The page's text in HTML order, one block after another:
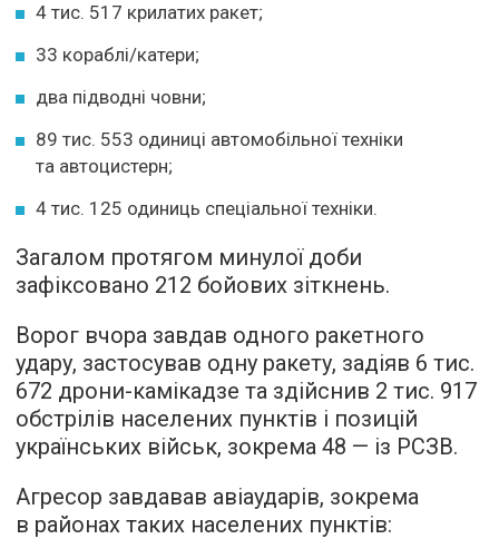
4 тис. 517 крилатих ракет;
33 кораблі/катери;
два підводні човни;
89 тис. 553 одиниці автомобільної техніки
та автоцистерн;
4 тис. 125 одиниць спеціальної техніки.
Загалом протягом минулої доби
зафіксовано 212 бойових зіткнень.
Ворог вчора завдав одного ракетного
удару, застосував одну ракету, задіяв 6 тис.
672 дрони-камікадзе та здійснив 2 тис. 917
обстрілів населених пунктів і позицій
українських військ, зокрема 48 — із РСЗВ.
Агресор завдавав авіаударів, зокрема
в районах таких населених пунктів: